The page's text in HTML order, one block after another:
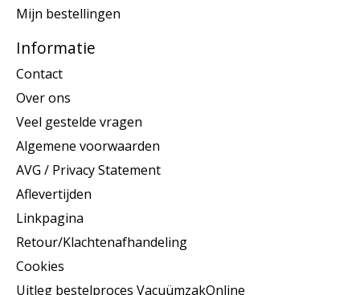
Mijn bestellingen
Informatie
Contact
Over ons
Veel gestelde vragen
Algemene voorwaarden
AVG / Privacy Statement
Aflevertijden
Linkpagina
Retour/Klachtenafhandeling
Cookies
Uitleg bestelproces VacuümzakOnline